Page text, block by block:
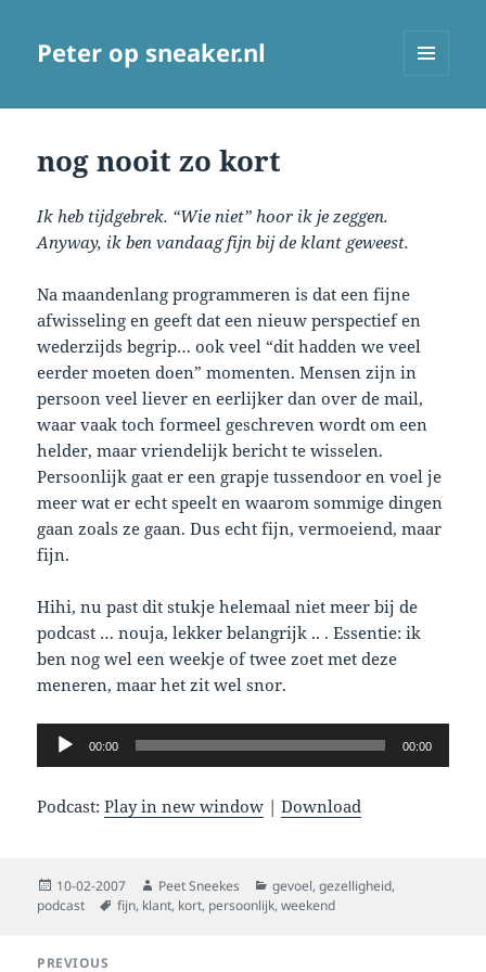
Peter op sneaker.nl
nog nooit zo kort
Ik heb tijdgebrek. “Wie niet” hoor ik je zeggen.
Anyway, ik ben vandaag fijn bij de klant geweest.
Na maandenlang programmeren is dat een fijne
afwisseling en geeft dat een nieuw perspectief en
wederzijds begrip… ook veel “dit hadden we veel
eerder moeten doen” momenten. Mensen zijn in
persoon veel liever en eerlijker dan over de mail,
waar vaak toch formeel geschreven wordt om een
helder, maar vriendelijk bericht te wisselen.
Persoonlijk gaat er een grapje tussendoor en voel je
meer wat er echt speelt en waarom sommige dingen
gaan zoals ze gaan. Dus echt fijn, vermoeiend, maar
fijn.
Hihi, nu past dit stukje helemaal niet meer bij de
podcast … nouja, lekker belangrijk .. . Essentie: ik
ben nog wel een weekje of twee zoet met deze
meneren, maar het zit wel snor.
Audio
Player
00:00 00:00
Podcast:Play in new window |Download
Posted
on
10-02-2007 Author
Peet Sneekes Categories
gevoel,gezelligheid,
podcast
Tags
fijn, klant, kort, persoonlijk,weekend
PREVIOUS